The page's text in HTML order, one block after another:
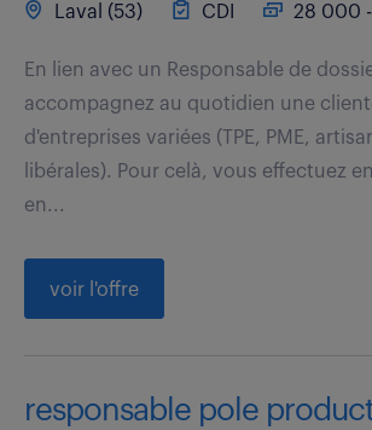
Laval (53) CDI 28 000
En lien avec un Responsable de
accompagnez au quotidien une
d'entreprises variées (TPE, PME,
libérales). Pour celà, vous effectuez
en...
voir l'offre
responsable pole